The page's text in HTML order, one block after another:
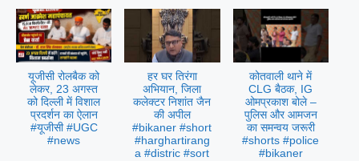
यूजीसी रोलबैक को
लेकर, 23 अगस्त
को दिल्ली में विशाल
प्रदर्शन का ऐलान
#यूजीसी #UGC
#news
हर घर तिरंगा
अभियान, जिला
कलेक्टर निशांत जैन
की अपील
#bikaner #short
#harghartirang
a #distric #sort
कोतवाली थाने में
CLG बैठक, IG
ओमप्रकाश बोले –
पुलिस और आमजन
का समन्वय जरूरी
#shorts #police
#bikaner